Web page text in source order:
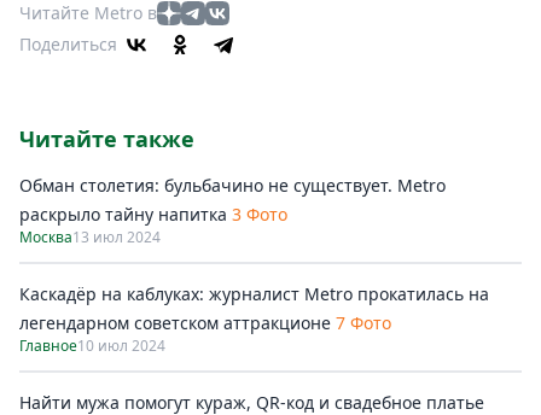
Читайте Metro в
Поделиться
Читайте также
Обман столетия: бульбачино не существует. Metro
раскрыло тайну напитка 3 Фото
Москва13 июл 2024
Каскадёр на каблуках: журналист Metro прокатилась на
легендарном советском аттракционе 7 Фото
Главное10 июл 2024
Найти мужа помогут кураж, QR-код и свадебное платье